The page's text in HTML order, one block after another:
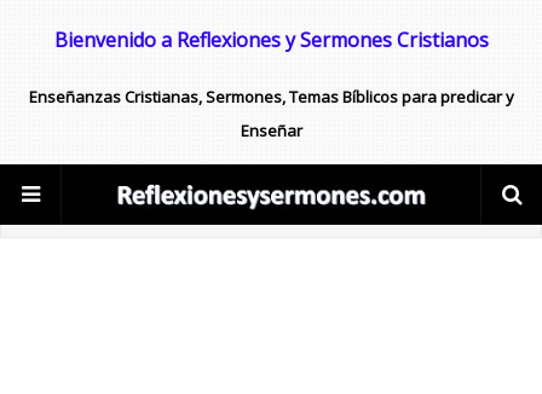
Bienvenido a Reflexiones y Sermones Cristianos
Enseñanzas Cristianas, Sermones, Temas Bíblicos para predicar y
Enseñar